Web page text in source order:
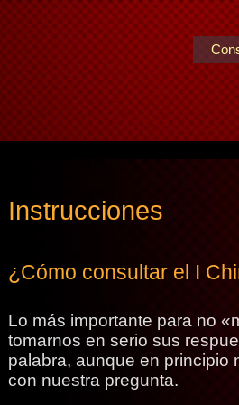
Instrucciones
¿Cómo consultar el I
Lo más importante para no
tomarnos en serio sus
palabra, aunque en principio
con nuestra pregunta.